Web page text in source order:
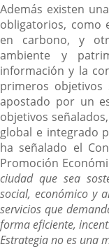
Además existen
obligatorios, como
en carbono, y
ambiente y
información y la
primeros objetivos
apostado por un
objetivos
global e integrado
ha señalado el
Promoción
ciudad que sea
social, económico y
servicios que
forma eficiente,
Estrategia no es una